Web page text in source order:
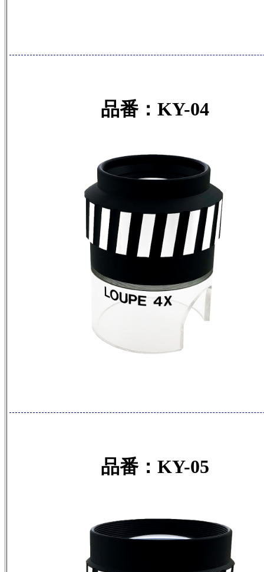
品番：KY-04
品番：KY-05